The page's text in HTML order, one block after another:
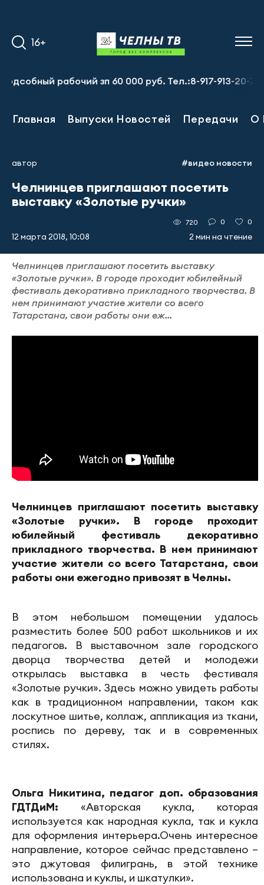
16+
рабочий зп 60 000 руб. Тел.:8-917-913-20-71
Главная Выпуски Новостей Передачи О
автор #видео новости
Челнинцев приглашают посетить
выставку «Золотые ручки»
12 марта 2018, 10:08
720 0 0
2 мин на чтение
Челнинцев приглашают посетить выставку
«Золотые ручки». В городе проходит юбилейный
фестиваль декоративно прикладного творчества. В
нем принимают участие жители со всего
Татарстана, свои работы они еж...
Челнинцев приглашают посетить выставку
«Золотые ручки». В городе проходит
юбилейный фестиваль декоративно
прикладного творчества. В нем принимают
участие жители со всего Татарстана, свои
работы они ежегодно привозят в Челны.
В этом небольшом помещении удалось
разместить более 500 работ школьников и их
педагогов. В выставочном зале городского
дворца творчества детей и молодежи
открылась выставка в честь фестиваля
«Золотые ручки». Здесь можно увидеть работы
как в традиционном направлении, таком как
лоскутное шитье, коллаж, аппликация из ткани,
роспись по дереву, так и в современных
стилях.
Ольга Никитина, педагог доп. образования
ГДТДиМ: «Авторская кукла, которая
используется как народная кукла, так и кукла
для оформления интерьера.Очень интересное
направление, которое сейчас представлено –
это джутовая филигрань, в этой технике
использована и куклы, и шкатулки».